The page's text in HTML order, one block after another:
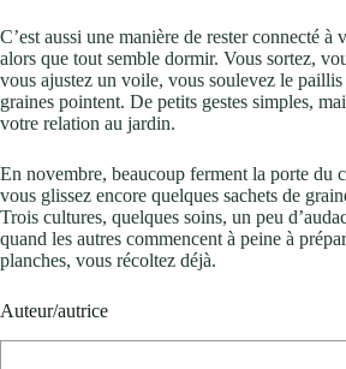
C’est aussi une manière de rester connecté à
alors que tout semble dormir. Vous sortez,
vous ajustez un voile, vous soulevez le
graines pointent. De petits gestes simples,
votre relation au jardin.
En novembre, beaucoup ferment la porte du
vous glissez encore quelques sachets de
Trois cultures, quelques soins, un peu
quand les autres commencent à peine à
planches, vous récoltez déjà.
Auteur/autrice